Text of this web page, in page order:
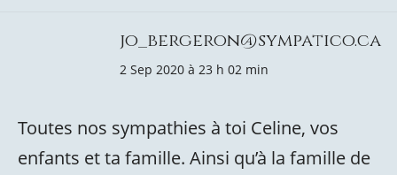
jo_bergeron@sympatico.ca
2 Sep 2020 à 23 h 02 min
Toutes nos sympathies à toi Celine, vos
enfants et ta famille. Ainsi qu’à la famille de